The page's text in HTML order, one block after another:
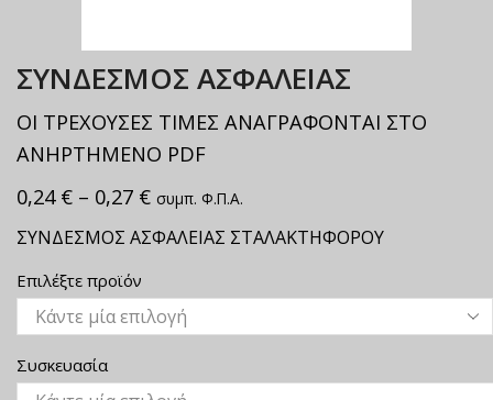
ΣΥΝΔΕΣΜΟΣ ΑΣΦΑΛΕΙΑΣ
ΟΙ ΤΡΕΧΟΥΣΕΣ ΤΙΜΕΣ ΑΝΑΓΡΑΦΟΝΤΑΙ ΣΤΟ
ΑΝΗΡΤΗΜΕΝΟ PDF
0,24 € – 0,27 € συμπ. Φ.Π.Α.
ΣΥΝΔΕΣΜΟΣ ΑΣΦΑΛΕΙΑΣ ΣΤΑΛΑΚΤΗΦΟΡΟΥ
Επιλέξτε προϊόν
Συσκευασία